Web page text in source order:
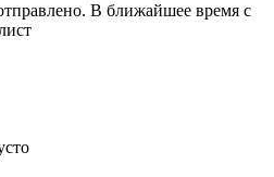
В ближайшее время с